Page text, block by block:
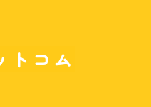
トコム